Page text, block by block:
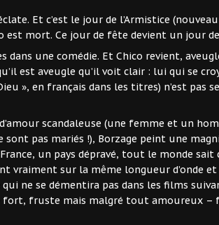
Et c’est le jour de l’Armistice
est mort. Ce jour de fête devient un jour
dans une comédie. Et Chico revient,
est aveugle qu’il voit clair : lui qui se
», en français dans les titres) n’est pas
scandaleuse (une femme et un
sont pas mariés !), Borzage peint une
un pays dépravé, tout le monde sait
vraiment sur la même longueur d’onde
ne se démentira pas dans les films
fort, fruste mais malgré tout amoureux –